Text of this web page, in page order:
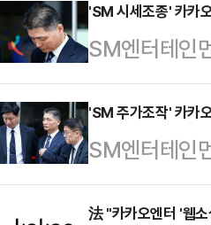
재판이 마무
일 특정범죄
호 전 카카오
이날 특수관
가 있는지 등
의장에 대한
'SM 시세조종' 카카
SM엔터테인
티브센터장
터장 측은 2
서울고법 형
터장의 자본
'SM 주가조작' 카카
SM엔터테인
창업자 김범
고법 형사4-1
法 "카카오엔터 '웹